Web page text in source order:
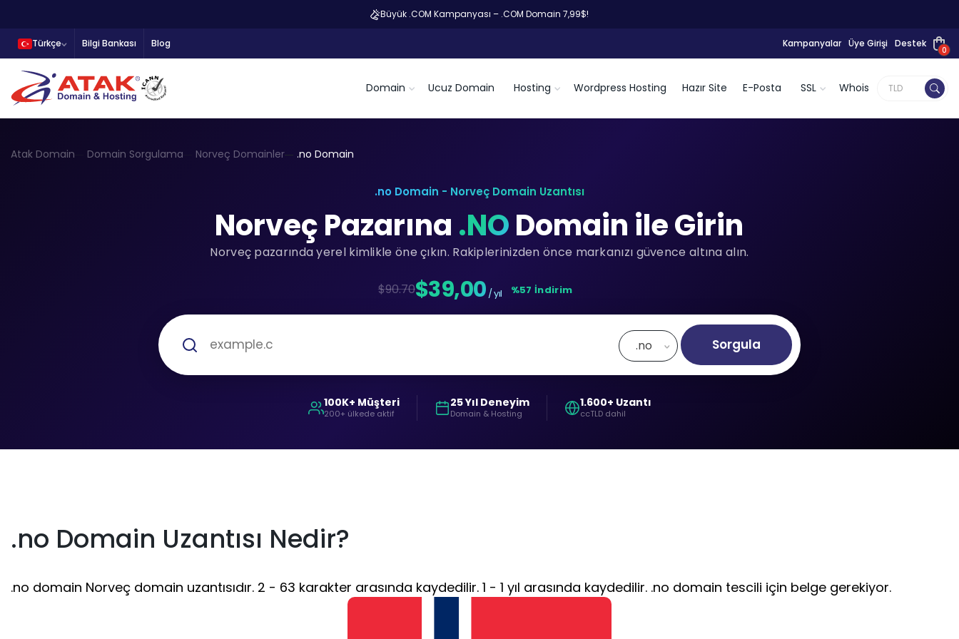
Büyük .COM Kampanyası – .COM Domain 7,99$!
Türkçe Bilgi Bankası Blog Kampanyalar Üye Girişi Destek
0
Domain Ucuz Domain Hosting Wordpress Hosting Hazır Site E-Posta SSL Whois
Atak Domain Domain Sorgulama Norveç Domainler .no Domain
.no Domain - Norveç Domain Uzantısı
Norveç Pazarına .NODomain ile Girin
Norveç pazarında yerel kimlikle öne çıkın. Rakiplerinizden önce markanızı güvence altına alın.
$90.70$39,00 / yıl %57 İndirim
.no Sorgula
100K+ Müşteri
200+ ülkede aktif
25 Yıl Deneyim
Domain & Hosting
1.600+ Uzantı
ccTLD dahil
.no Domain Uzantısı Nedir?
.no domain Norveç domain uzantısıdır. 2 - 63 karakter arasında kaydedilir. 1 - 1 yıl arasında kaydedilir. .no domain tescili için belge gerekiyor.